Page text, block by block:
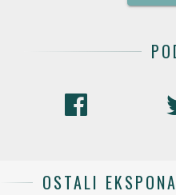
OSTALI